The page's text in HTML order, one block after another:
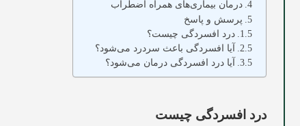
درمان بیماری‌های همراه اضطراب
پرسش و پاسخ
درد افسردگی چیست؟
آیا افسردگی باعث سردرد می‌شود؟
آیا درد افسردگی درمان می‌شود؟
درد افسردگی چیست